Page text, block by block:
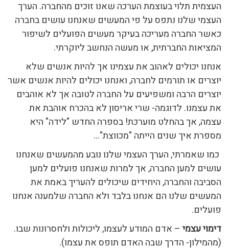
העצמית תלוי בעוצמת הערכה שאנו זוכים מהחברה. הערך
העצמי שלנו נתפס על פי המעשים שאנחנו עושים בחברה
כאשר החברה מעריכה בעיקר מעשים הפועלים לשיפור
המציאות החברתית, או מעשה הנחשב ליוקרתי.
אנחנו יכולים לאהוב את עצמינו אך להיות אנשים שלא
יוצרים או תורמים לחברה, ואנחנו יכולים להיות אנשים אשר
יוצרים הרבה ומשפיעים על החברה לטובה אך לא אוהבים
את עצמנו. לדוגמה- שרי אריסון לא בהכרח אוהבת את
עצמה, אך בהחלט מוערכת! בספרה החדש "לידה" היא
מספרת איך שנים הייתה "מכווצת"…
כמו שאמרתי, הערך העצמי שלנו נובע מהמעשים שאנחנו
עושים למען החברה, אך למרות שאנחנו פועלים למען
הסביבה והחברה, היחידים שיכולים להעריך באמת את
המעשים שלנו הם אנחנו בלבד ולא החברה שלמענה אנחנו
פועלים.
דימוי עצמי – אדם המודע לעצמו, ליכולות ולחסרונות שבו.
(מהמילון- הדרך שבה האדם תופס את עצמו).